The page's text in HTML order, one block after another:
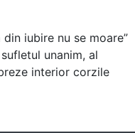
iubire nu se moare”
unanim, al
interior corzile